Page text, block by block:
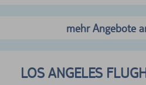
mehr Angebote
LOS ANGELES